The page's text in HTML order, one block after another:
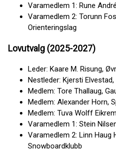
Varamedlem 1: Rune
Varamedlem 2: Torunn
Orienteringslag
Lovutvalg (2025-2027)
Leder: Kaare M. Risung,
Nestleder: Kjersti
Medlem: Tore Thallaug,
Medlem: Alexander Horn,
Medlem: Tuva Wolff
Varamedlem 1: Stein
Varamedlem 2: Linn Haug
Snowboardklubb